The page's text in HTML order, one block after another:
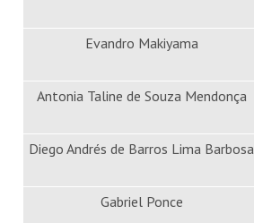
Evandro Makiyama
Antonia Taline de Souza Mendonça
Diego Andrés de Barros Lima Barbosa
Gabriel Ponce